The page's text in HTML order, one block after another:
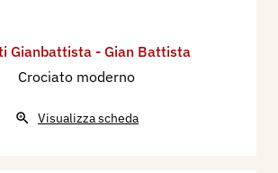
Gianbattista - Gian Battista
Crociato moderno
Visualizza scheda